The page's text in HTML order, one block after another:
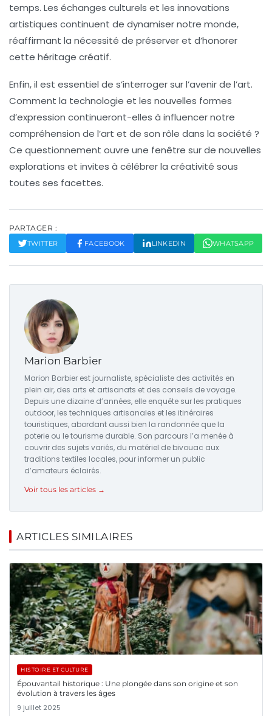
temps. Les échanges culturels et les innovations
artistiques continuent de dynamiser notre monde,
réaffirmant la nécessité de préserver et d’honorer
cette héritage créatif.
Enfin, il est essentiel de s’interroger sur l’avenir de l’art.
Comment la technologie et les nouvelles formes
d’expression continueront-elles à influencer notre
compréhension de l’art et de son rôle dans la société ?
Ce questionnement ouvre une fenêtre sur de nouvelles
explorations et invites à célébrer la créativité sous
toutes ses facettes.
PARTAGER :
TWITTER FACEBOOK LINKEDIN WHATSAPP
Marion Barbier
Marion Barbier est journaliste, spécialiste des activités en
plein air, des arts et artisanats et des conseils de voyage.
Depuis une dizaine d’années, elle enquête sur les pratiques
outdoor, les techniques artisanales et les itinéraires
touristiques, abordant aussi bien la randonnée que la
poterie ou le tourisme durable. Son parcours l’a menée à
couvrir des sujets variés, du matériel de bivouac aux
traditions textiles locales, pour informer un public
d’amateurs éclairés.
Voir tous les articles →
ARTICLES SIMILAIRES
HISTOIRE ET CULTURE
Épouvantail historique : Une plongée dans son origine et son
évolution à travers les âges
9 juillet 2025